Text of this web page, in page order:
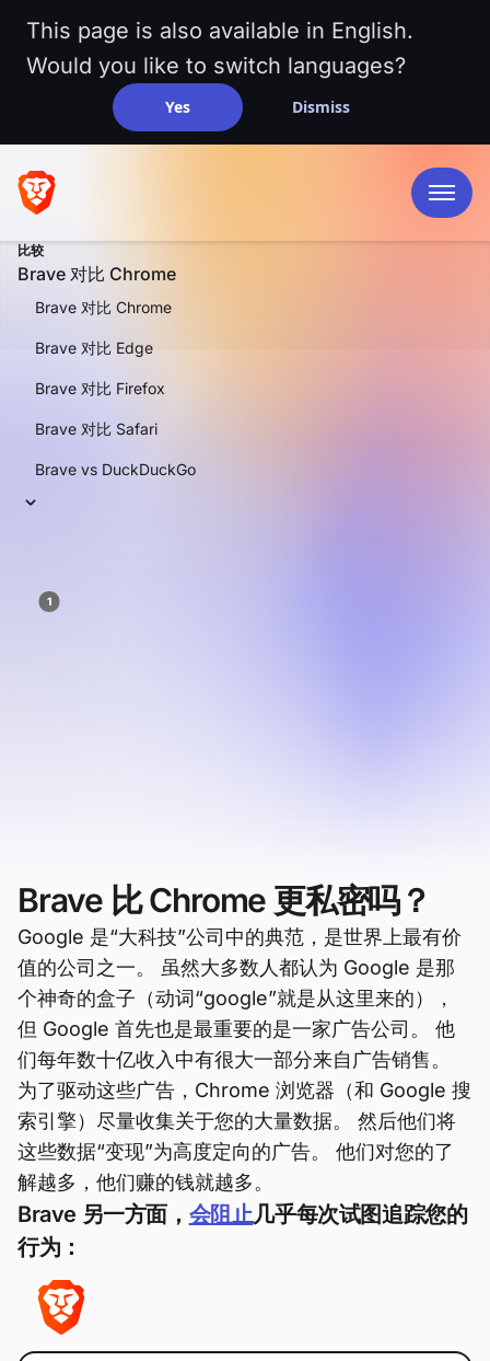
This page is also available in English.
Would you like to switch languages?
Yes Dismiss
比较
Brave 对比 Chrome
Brave 对比 Chrome
Brave 对比 Edge
Brave 对比 Firefox
Brave 对比 Safari
Brave vs DuckDuckGo
并排比较
Brave 对比
Chrome
一
1
。但被广泛使用并不意味着更安全……甚至
Brave 比 Chrome 更私密吗？
Google 是“大科技”公司中的典范，是世界上最有价
值的公司之一。 虽然大多数人都认为 Google 是那
个神奇的盒子（动词“google”就是从这里来的），
但 Google 首先也是最重要的是一家广告公司。 他
们每年数十亿收入中有很大一部分来自广告销售。
为了驱动这些广告，Chrome 浏览器（和 Google 搜
索引擎）尽量收集关于您的大量数据。 然后他们将
这些数据“变现”为高度定向的广告。 他们对您的了
解越多，他们赚的钱就越多。
Brave 另一方面， 会阻止几乎每次试图追踪您的
行为：